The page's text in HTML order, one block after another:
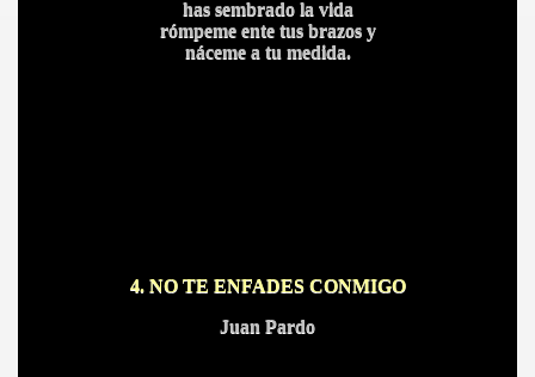
has sembrado la vida
rómpeme ente tus brazos y
náceme a tu medida.
4. NO TE ENFADES CONMIGO
Juan Pardo